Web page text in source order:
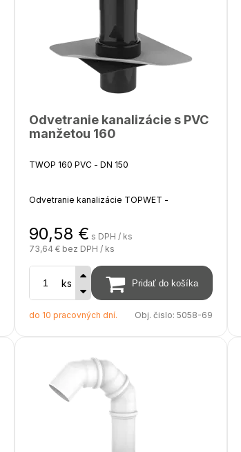
Odvetranie kanalizácie s PVC
manžetou 160
TWOP 160 PVC - DN 150
Odvetranie kanalizácie TOPWET -
Výška nad izoláciu 300 mm, hĺbka pod
predĺženia až do 2000 mm
Súčasťou balenia je dažďová krytka
90,58 € s DPH / ks
73,64 € bez DPH / ks
ks
do 10 pracovných dní. Obj. čislo: 5058-69